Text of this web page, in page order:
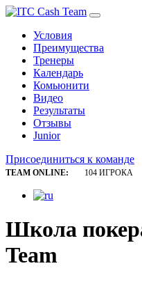
Условия
Преимущества
Тренеры
Календарь
Комьюнити
Видео
Результаты
Отзывы
Junior
Присоединиться к команде
TEAM ONLINE: 104 ИГРОКА
Школа
Team